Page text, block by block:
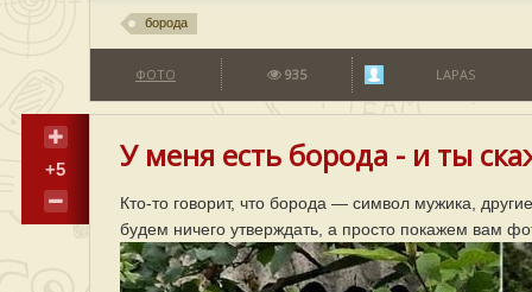
борода
ФОТО 935 LAPAS
+5 У меня есть борода - и ты
Кто-то говорит, что борода — символ мужика,
будем ничего утверждать, а просто покажем вам